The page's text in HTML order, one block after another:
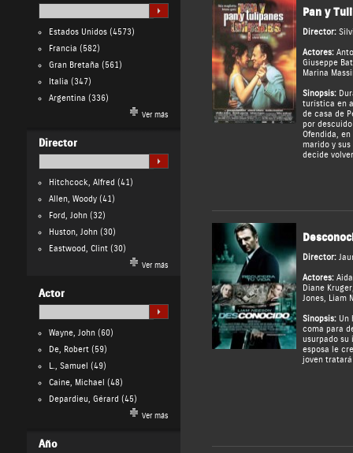
Estados Unidos(4573)
Francia (582)
Gran Bretaña (561)
Italia (347)
Argentina (336)
Ver más
Director
Hitchcock, Alfred (41)
Allen, Woody(41)
Ford, John(32)
Huston, John(30)
Eastwood, Clint(30)
Ver más
Actor
Wayne, John(60)
De, Robert(59)
L., Samuel (49)
Caine, Michael (48)
Depardieu, Gérard (45)
Ver más
Año
Pan y
Director:
Actores:
Giuseppe
Marina
Sinopsis:
turística en
de casa de
por
Ofendida,
marido y
decide
Director:
Actores:
Diane Kruger
Jones, Liam
Sinopsis:Un
coma para
usurpado su
esposa le
joven